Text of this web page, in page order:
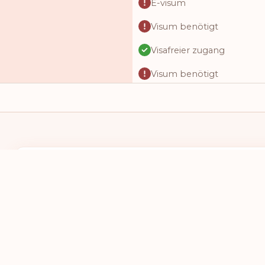
E-visum
Visum benötigt
Visafreier zugang
Visum benötigt